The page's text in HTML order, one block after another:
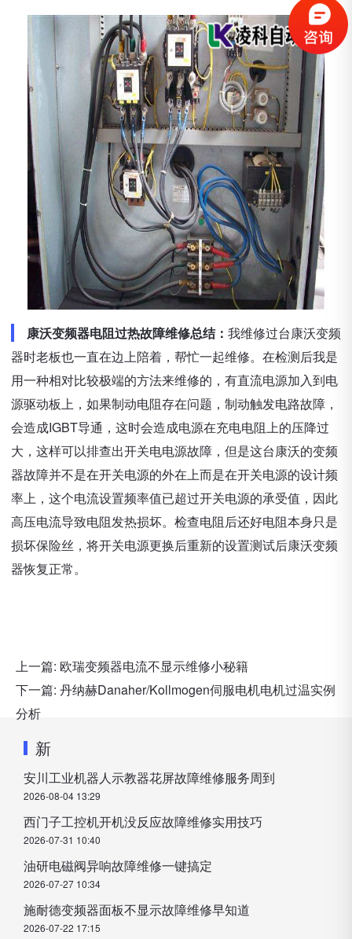
康沃变频器电阻过热故障维修总结： 我维修过台康沃变频
器时老板也一直在边上陪着，帮忙一起维修。在检测后我是
用一种相对比较极端的方法来维修的，有直流电源加入到电
源驱动板上，如果制动电阻存在问题，制动触发电路故障，
会造成IGBT导通，这时会造成电源在充电电阻上的压降过
大，这样可以排查出开关电电源故障，但是这台康沃的变频
器故障并不是在开关电源的外在上而是在开关电源的设计频
率上，这个电流设置频率值已超过开关电源的承受值，因此
高压电流导致电阻发热损坏。检查电阻后还好电阻本身只是
损坏保险丝，将开关电源更换后重新的设置测试后康沃变频
器恢复正常。
上一篇: 欧瑞变频器电流不显示维修小秘籍
下一篇: 丹纳赫Danaher/Kollmogen伺服电机电机过温实例
分析
新
安川工业机器人示教器花屏故障维修服务周到
2026-08-04 13:29
西门子工控机开机没反应故障维修实用技巧
2026-07-31 10:40
油研电磁阀异响故障维修一键搞定
2026-07-27 10:34
施耐德变频器面板不显示故障维修早知道
2026-07-22 17:15